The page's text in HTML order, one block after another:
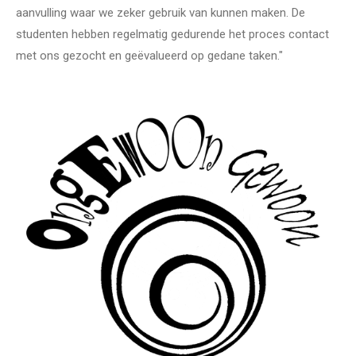
aanvulling waar we zeker gebruik van kunnen maken. De
studenten hebben regelmatig gedurende het proces contact
met ons gezocht en geëvalueerd op gedane taken."